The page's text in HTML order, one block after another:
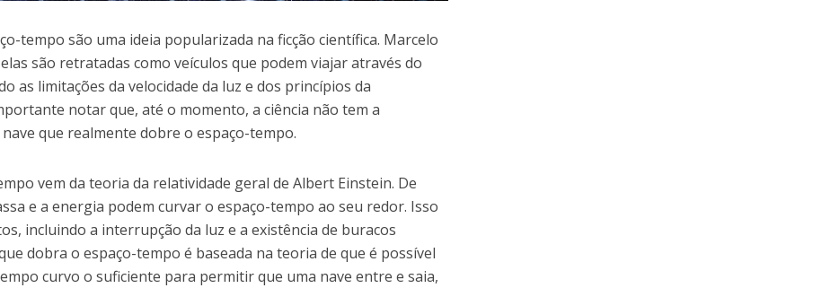
tempo são uma ideia popularizada na ficção científica. Marcelo
são retratadas como veículos que podem viajar através do
as limitações da velocidade da luz e dos princípios da
notar que, até o momento, a ciência não tem a
que realmente dobre o espaço-tempo.
vem da teoria da relatividade geral de Albert Einstein. De
e a energia podem curvar o espaço-tempo ao seu redor. Isso
incluindo a interrupção da luz e a existência de buracos
dobra o espaço-tempo é baseada na teoria de que é possível
curvo o suficiente para permitir que uma nave entre e saia,